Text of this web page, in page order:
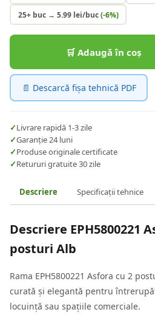
25+ buc→ 5.99lei/buc(-6%)
🛒 Adaugă în coș
📄 Descarcă fișa tehnică PDF
✓Livrare rapidă 1-3 zile
✓Garanție 24 luni
✓Produse originale certificate
✓Retururi gratuite 30 zile
Descriere Specificații tehnice
Descriere EPH5800221
posturi Alb
Rama EPH5800221 Asfora cu 2
curată și elegantă pentru
locuință sau spațiile comerciale.